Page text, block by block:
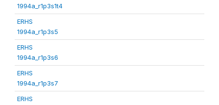
1994a_r1p3s1t4
ERHS
1994a_r1p3s5
ERHS
1994a_r1p3s6
ERHS
1994a_r1p3s7
ERHS